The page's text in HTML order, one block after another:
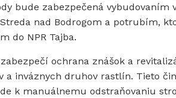
bude zabezpečená vybudovaním
nad Bodrogom a potrubím,
do NPR Tajba.
ochrana znášok a
a inváznych druhov rastlín. Tieto
k manuálnemu odstraňovaniu